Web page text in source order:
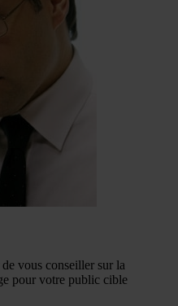
vous conseiller sur la
pour votre public cible